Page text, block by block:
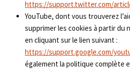
https://support.twitter.com/
YouTube, dont vous trouverez
supprimer les cookies à partir du
en cliquant sur le lien suivant :
https://support.google.com/
également la politique complète